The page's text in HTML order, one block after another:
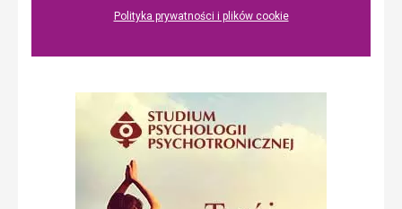
Polityka prywatności i plików cookie